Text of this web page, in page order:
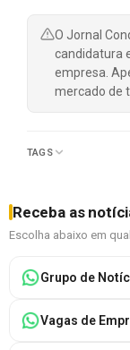
O Jornal
candidatura
empresa.
mercado de
TAGS
Receba as
Escolha abaixo em
Grupo de
Vagas de